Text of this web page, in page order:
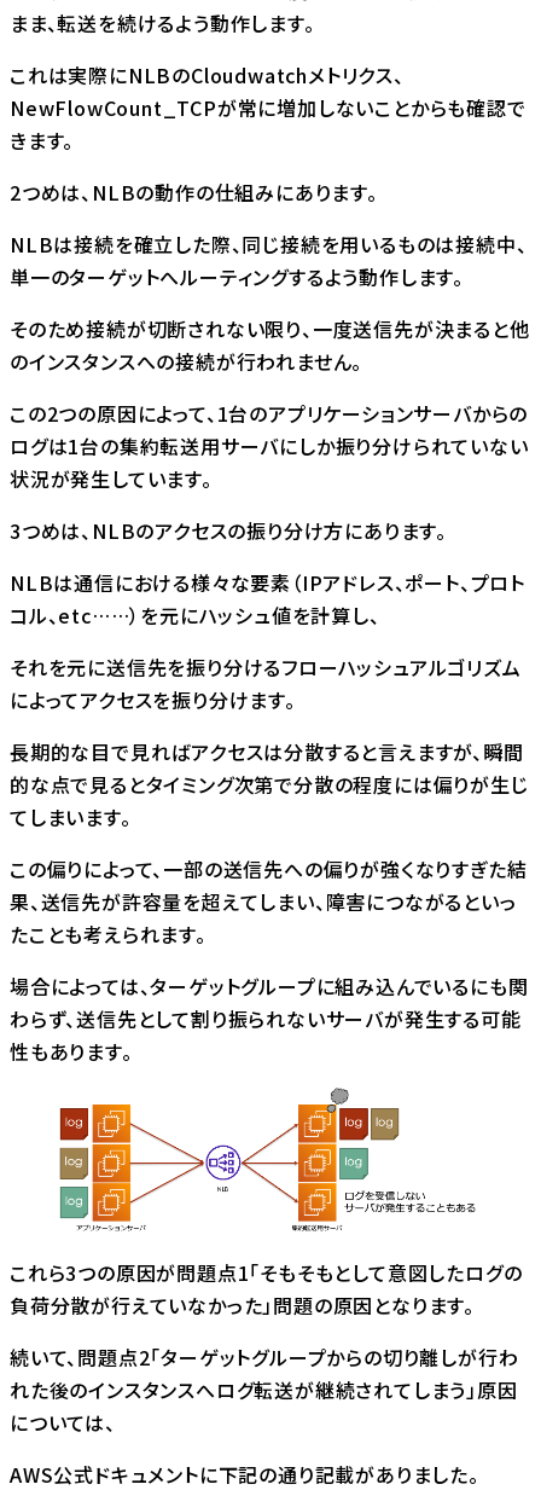
まま、転送を続けるよう動作します。
これは実際にNLBのCloudwatchメトリクス、
NewFlowCount_TCPが常に増加しないことからも確認で
きます。
2つめは、NLBの動作の仕組みにあります。
NLBは接続を確立した際、同じ接続を用いるものは接続中、
単一のターゲットへルーティングするよう動作します。
そのため接続が切断されない限り、一度送信先が決まると他
のインスタンスへの接続が行われません。
この2つの原因によって、1台のアプリケーションサーバからの
ログは1台の集約転送⽤サーバにしか振り分けられていない
状況が発生しています。
3つめは、NLBのアクセスの振り分け方にあります。
NLBは通信における様々な要素（IPアドレス、ポート、プロト
コル、etc……）を元にハッシュ値を計算し、
それを元に送信先を振り分けるフローハッシュアルゴリズム
によってアクセスを振り分けます。
長期的な目で見ればアクセスは分散すると言えますが、瞬間
的な点で見るとタイミング次第で分散の程度には偏りが生じ
てしまいます。
この偏りによって、一部の送信先への偏りが強くなりすぎた結
果、送信先が許容量を超えてしまい、障害につながるといっ
たことも考えられます。
場合によっては、ターゲットグループに組み込んでいるにも関
わらず、送信先として割り振られないサーバが発生する可能
性もあります。
これら3つの原因が問題点1「そもそもとして意図したログの
負荷分散が行えていなかった」問題の原因となります。
続いて、問題点2「ターゲットグループからの切り離しが行わ
れた後のインスタンスへログ転送が継続されてしまう」原因
については、
AWS公式ドキュメントに下記の通り記載がありました。